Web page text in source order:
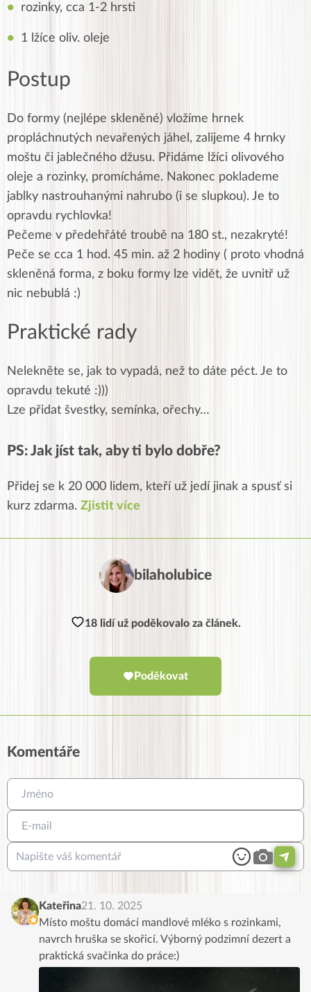
rozinky, cca 1-2 hrsti
1 lžíce oliv. oleje
Postup
Do formy (nejlépe skleněné) vložíme hrnek
propláchnutých nevařených jáhel, zalijeme 4 hrnky
moštu či jablečného džusu. Přidáme lžíci olivového
oleje a rozinky, promícháme. Nakonec poklademe
jablky nastrouhanými nahrubo (i se slupkou). Je to
opravdu rychlovka!
Pečeme v předehřáté troubě na 180 st., nezakryté!
Peče se cca 1 hod. 45 min. až 2 hodiny ( proto vhodná
skleněná forma, z boku formy lze vidět, že uvnitř už
nic nebublá :)
Praktické rady
Nelekněte se, jak to vypadá, než to dáte péct. Je to
opravdu tekuté :)))
Lze přidat švestky, semínka, ořechy…
PS: Jak jíst tak, aby ti bylo dobře?
Přidej se k 20 000 lidem, kteří už jedí jinak a spusť si
kurz zdarma. Zjistit více
bilaholubice
18 lidí už poděkovalo za článek.
Poděkovat
Komentáře
Kateřina21. 10. 2025
Místo moštu domácí mandlové mléko s rozinkami,
navrch hruška se skořicí. Výborný podzimní dezert a
praktická svačinka do práce:)